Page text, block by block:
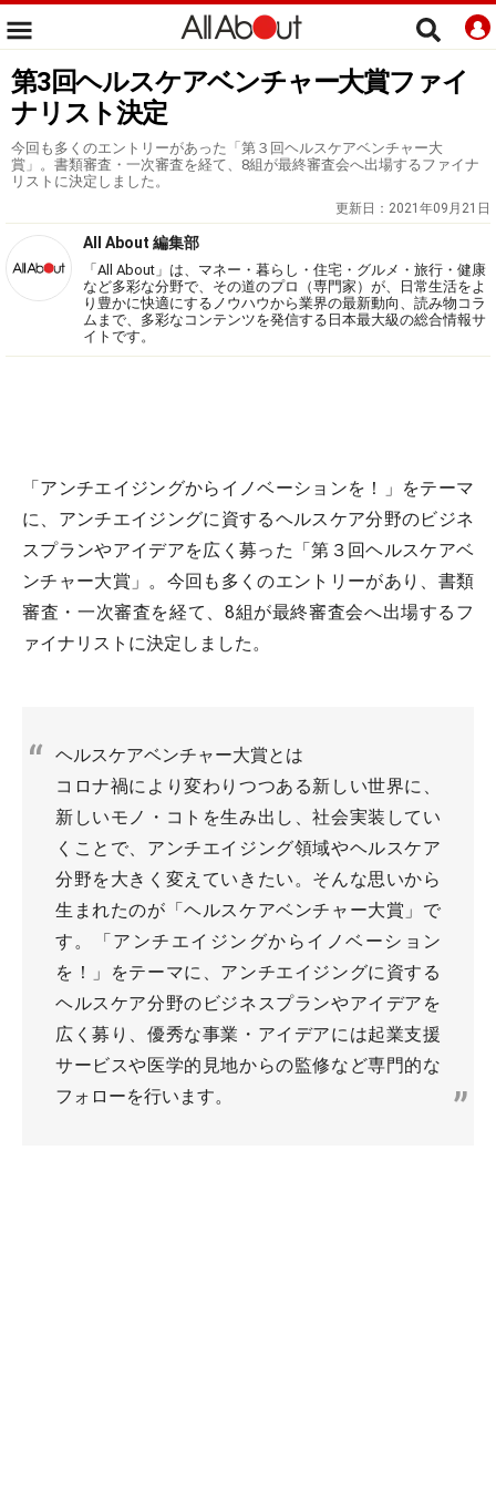
第3回ヘルスケアベンチャー大賞ファイ
ナリスト決定
今回も多くのエントリーがあった「第３回ヘルスケアベンチャー大
賞」。書類審査・一次審査を経て、8組が最終審査会へ出場するファイナ
リストに決定しました。
更新日： 2021年09月21日
All About 編集部
「All About」は、マネー・暮らし・住宅・グルメ・旅行・健康
など多彩な分野で、その道のプロ（専門家）が、日常生活をよ
り豊かに快適にするノウハウから業界の最新動向、読み物コラ
ムまで、多彩なコンテンツを発信する日本最大級の総合情報サ
イトです。
「アンチエイジングからイノベーションを！」をテーマ
に、アンチエイジングに資するヘルスケア分野のビジネ
スプランやアイデアを広く募った「第３回ヘルスケアベ
ンチャー大賞」。今回も多くのエントリーがあり、書類
審査・一次審査を経て、8組が最終審査会へ出場するフ
ァイナリストに決定しました。
ヘルスケアベンチャー大賞とは
コロナ禍により変わりつつある新しい世界に、
新しいモノ・コトを生み出し、社会実装してい
くことで、アンチエイジング領域やヘルスケア
分野を大きく変えていきたい。そんな思いから
生まれたのが「ヘルスケアベンチャー大賞」で
す。「アンチエイジングからイノベーション
を！」をテーマに、アンチエイジングに資する
ヘルスケア分野のビジネスプランやアイデアを
広く募り、優秀な事業・アイデアには起業支援
サービスや医学的見地からの監修など専門的な
フォローを行います。